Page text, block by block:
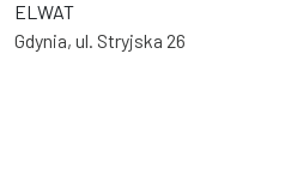
ELWAT
Gdynia, ul. Stryjska 26